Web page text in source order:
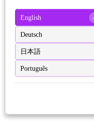
English
Deutsch
日本語
Português